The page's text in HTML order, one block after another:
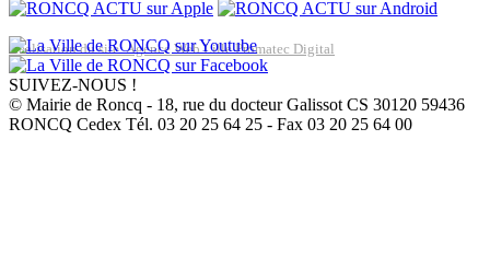
Réalisation du site: Agence Web Lille Promatec Digital
SUIVEZ-NOUS !
© Mairie de Roncq - 18, rue du docteur Galissot CS 30120 59436
RONCQ Cedex Tél. 03 20 25 64 25 - Fax 03 20 25 64 00